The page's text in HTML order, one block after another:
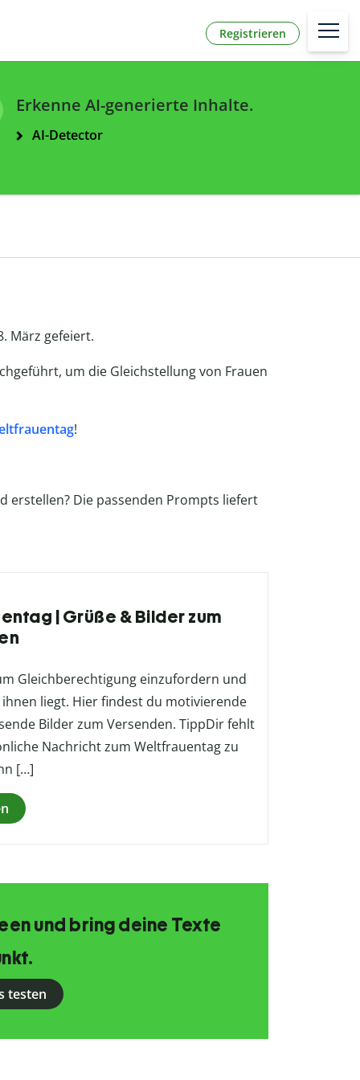
Registrieren
Erkenne AI-generierte Inhalte.
AI-Detector
März gefeiert.
um die Gleichstellung von Frauen
!
erstellen? Die passenden Prompts liefert
| Grüße & Bilder zum
Gleichberechtigung einzufordern und
liegt. Hier findest du motivierende
Bilder zum Versenden. TippDir fehlt
Nachricht zum Weltfrauentag zu
[…]
und bring deine Texte
testen